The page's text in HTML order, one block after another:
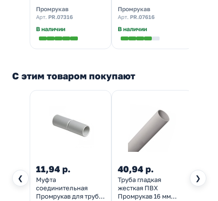
Промрукав
Арт. PR.07316
В наличии
серый [уп. 50шт]
Промрукав
Арт. PR.07616
В наличии
С этим товаром покупают
❮ ❯
11,94 р.
Муфта
соединительная
Промрукав для труб
40,94 р.
Труба гладкая
жесткая ПВХ
Промрукав 16 мм